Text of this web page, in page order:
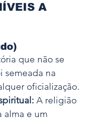
A
que não se
semeada na
oficialização.
A religião
alma e um